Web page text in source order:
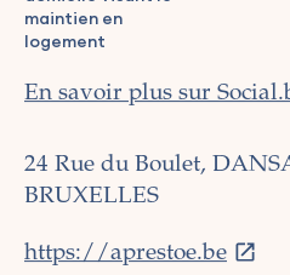
maintien en
logement
En savoir plus sur
24 Rue du Boulet,
BRUXELLES
https://aprestoe.be